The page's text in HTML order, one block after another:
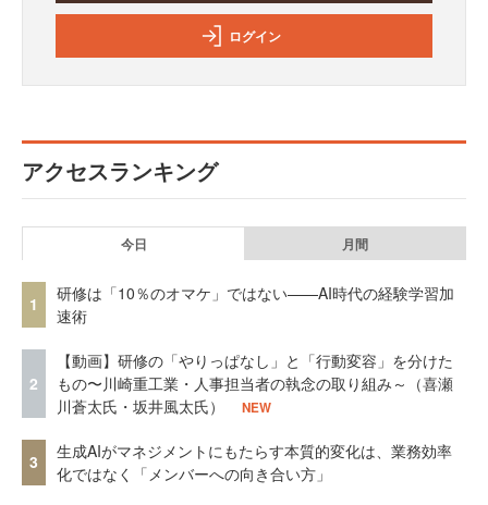
ログイン
アクセスランキング
今日 月間
1
研修は「10％のオマケ」ではない——AI時代の経験学習加
速術
2
【動画】研修の「やりっぱなし」と「行動変容」を分けた
もの〜川崎重工業・人事担当者の執念の取り組み～（喜瀬
川蒼太氏・坂井風太氏）
NEW
3
生成AIがマネジメントにもたらす本質的変化は、業務効率
化ではなく「メンバーへの向き合い方」